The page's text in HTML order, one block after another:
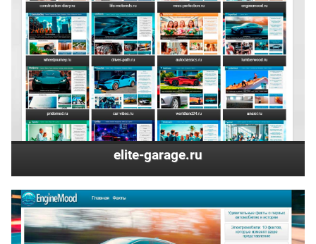
elite-garage.ru